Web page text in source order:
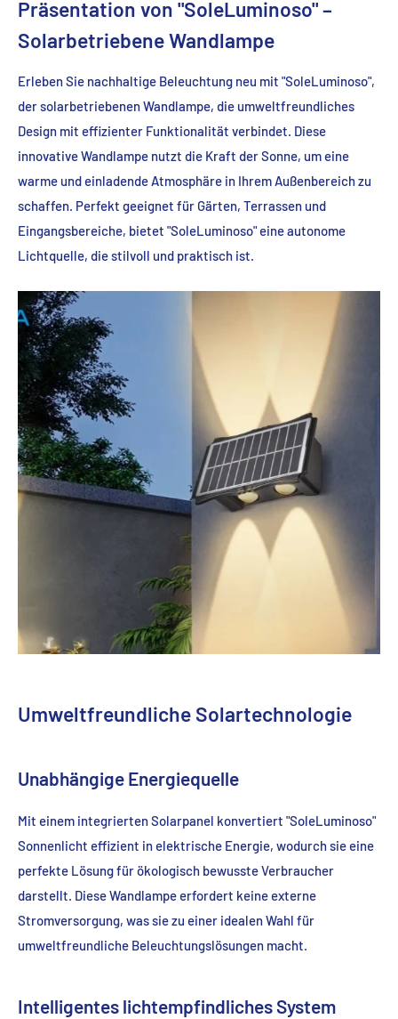
Präsentation von "SoleLuminoso" –
Solarbetriebene Wandlampe
Erleben Sie nachhaltige Beleuchtung neu mit "SoleLuminoso",
der solarbetriebenen Wandlampe, die umweltfreundliches
Design mit effizienter Funktionalität verbindet. Diese
innovative Wandlampe nutzt die Kraft der Sonne, um eine
warme und einladende Atmosphäre in Ihrem Außenbereich zu
schaffen. Perfekt geeignet für Gärten, Terrassen und
Eingangsbereiche, bietet "SoleLuminoso" eine autonome
Lichtquelle, die stilvoll und praktisch ist.
Umweltfreundliche Solartechnologie
Unabhängige Energiequelle
Mit einem integrierten Solarpanel konvertiert "SoleLuminoso"
Sonnenlicht effizient in elektrische Energie, wodurch sie eine
perfekte Lösung für ökologisch bewusste Verbraucher
darstellt. Diese Wandlampe erfordert keine externe
Stromversorgung, was sie zu einer idealen Wahl für
umweltfreundliche Beleuchtungslösungen macht.
Intelligentes lichtempfindliches System